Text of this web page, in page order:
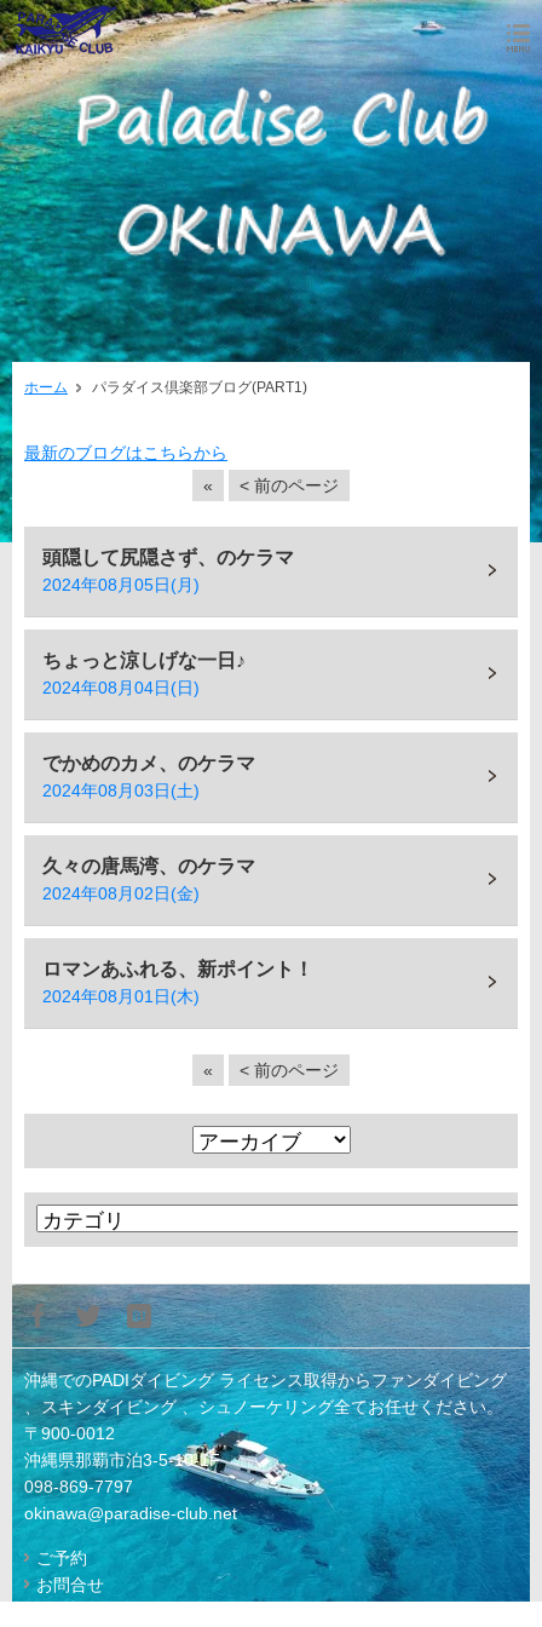
ホーム パラダイス倶楽部ブログ(PART1)
最新のブログはこちらから
«
< 前のページ
頭隠して尻隠さず、のケラマ
2024年08月05日(月)
ちょっと涼しげな一日♪
2024年08月04日(日)
でかめのカメ、のケラマ
2024年08月03日(土)
久々の唐馬湾、のケラマ
2024年08月02日(金)
ロマンあふれる、新ポイント！
2024年08月01日(木)
« < 前のページ
沖縄でのPADIダイビング ライセンス取得からファンダイビング
、スキンダイビング 、シュノーケリング全てお任せください。
〒900-0012
沖縄県那覇市泊3-5-10-1F
098-869-7797
okinawa@paradise-club.net
ご予約
お問合せ